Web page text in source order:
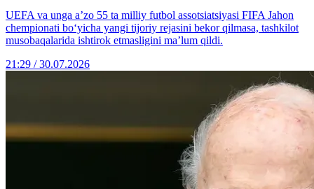
UEFA va unga a’zo 55 ta milliy futbol assotsiatsiyasi FIFA Jahon
chempionati bo‘yicha yangi tijoriy rejasini bekor qilmasa, tashkilot
musobaqalarida ishtirok etmasligini ma’lum qildi.
21:29 / 30.07.2026